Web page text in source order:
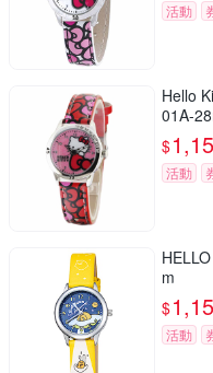
活動
Hello
01A-
$
活動
m
$
活動